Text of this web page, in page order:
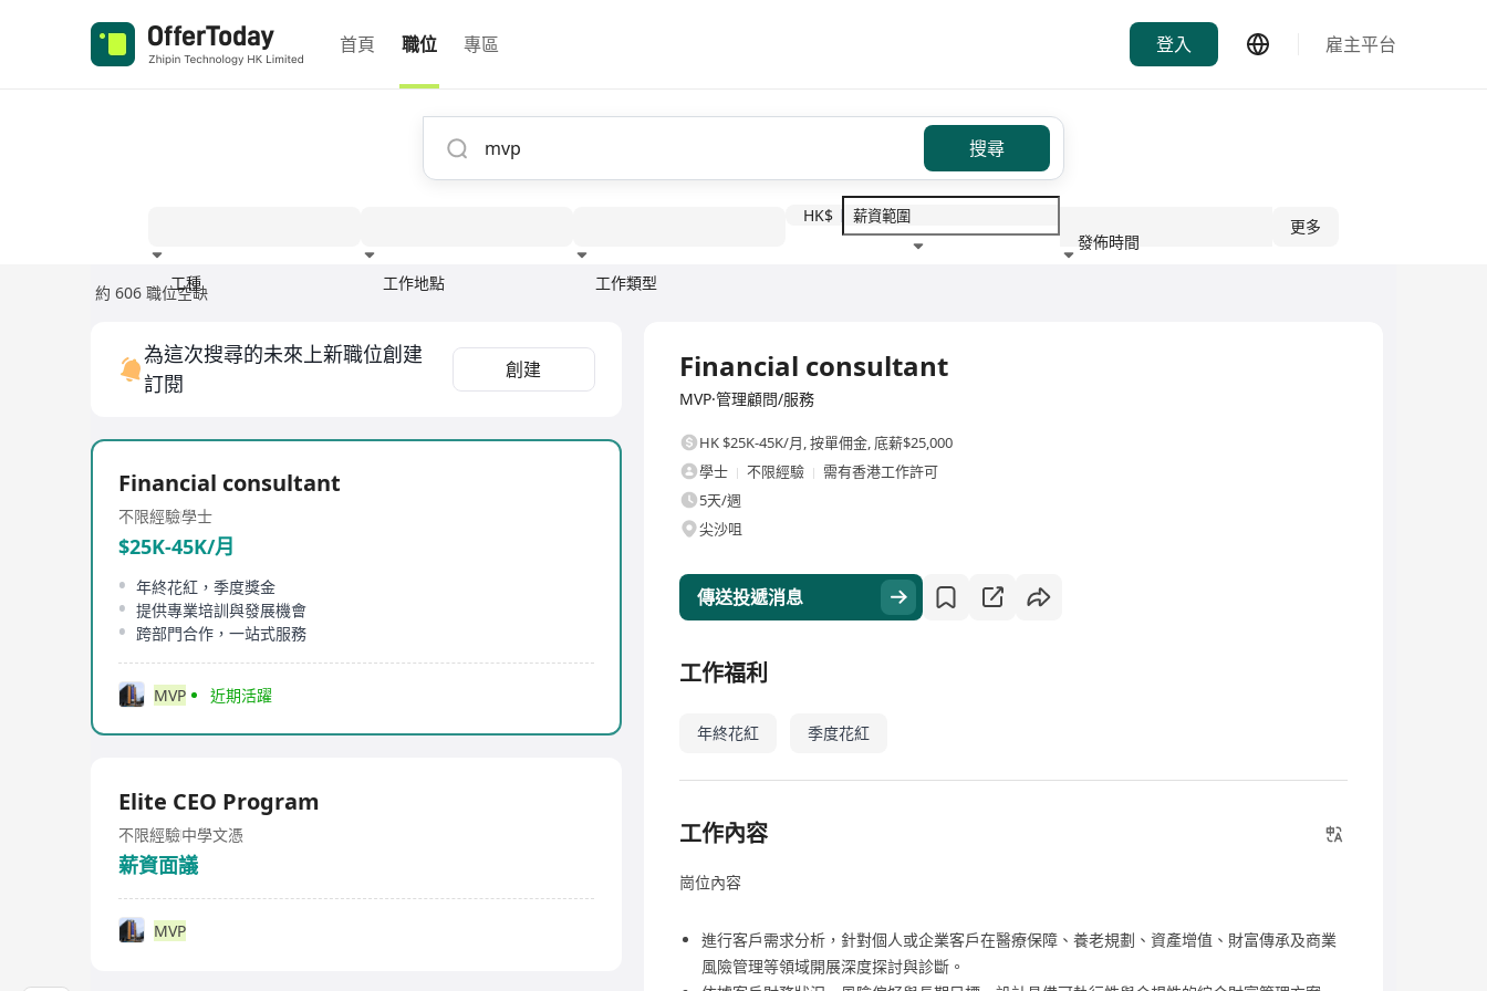
首頁 職位 專區 登入 雇主平台
搜尋
工種 工作地點 工作類型
HK$
發佈時間
更多
約 606 職位空缺
為這次搜尋的未來上新職位創建
訂閱
創建
Financial consultant
不限經驗學士
$25K-45K/月
年終花紅，季度獎金
提供專業培訓與發展機會
跨部門合作，一站式服務
MVP 近期活躍
Elite CEO Program
不限經驗中學文憑
薪資面議
MVP
Financial consultant
MVP·管理顧問/服務
HK $25K-45K/月,按單佣金, 底薪$25,000
學士
不限經驗
需有香港工作許可
5天/週
尖沙咀
傳送投遞消息
工作福利
年終花紅 季度花紅
工作內容
崗位內容
進行客戶需求分析，針對個人或企業客戶在醫療保障、養老規劃、資產增值、財富傳承及商業
風險管理等領域開展深度探討與診斷。